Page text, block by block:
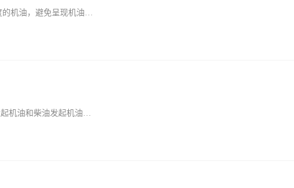
的机油，避免呈现机油…
起机油和柴油发起机油…